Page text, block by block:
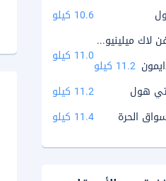
10.6 كيلو
كازينو سيفن لاك ميلينيوم سيول هيلتون برانش
11.0 كيلو
11.2 كيلو
هول
11.2 كيلو
الحرة
11.4 كيلو